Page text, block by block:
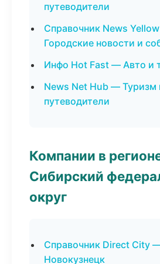
путеводители
Справочник News
Городские новости и
Инфо Hot Fast — Авто и
News Net Hub — Туризм
путеводители
Компании в
Сибирский
округ
Справочник Direct City
Новокузнецк